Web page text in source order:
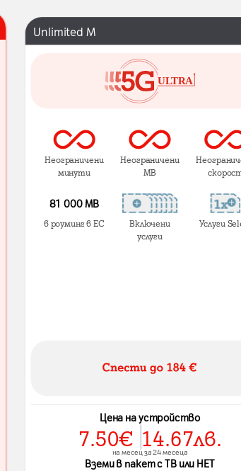
Unlimited M
Неограничени
минути
Неограничени
MB
81 000 МВ
в роуминг в ЕС
Включени
услуги
Услуги
Цена на устройство
7.50€ 14.67лв.
на месец за 24 месеца
Вземи в пакет с ТВ или НЕТ